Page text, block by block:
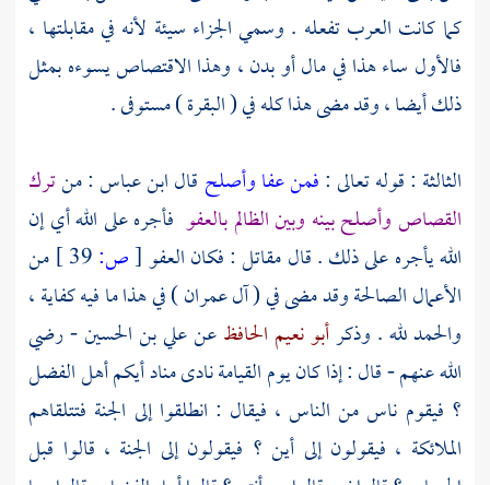
كما كانت العرب تفعله . وسمي الجزاء سيئة لأنه في مقابلتها ،
فالأول ساء هذا في مال أو بدن ، وهذا الاقتصاص يسوءه بمثل
ذلك أيضا ، وقد مضى هذا كله في ( البقرة ) مستوفى .
الثالثة : قوله تعالى :فمن عفا وأصلح قالابن عباس: منترك
القصاص وأصلح بينه وبين الظالم بالعفو فأجره على الله أي إن
الله يأجره على ذلك . قالمقاتل: فكان العفو[ص:
من
الأعمال الصالحة وقد مضى في ( آل عمران ) في هذا ما فيه كفاية ،
والحمد لله . وذكرأبو نعيم الحافظعنعلي بن الحسين- رضي
الله عنهم - قال : إذا كان يوم القيامة نادى مناد أيكم أهل الفضل
؟ فيقوم ناس من الناس ، فيقال : انطلقوا إلى الجنة فتتلقاهم
الملائكة ، فيقولون إلى أين ؟ فيقولون إلى الجنة ، قالوا قبل